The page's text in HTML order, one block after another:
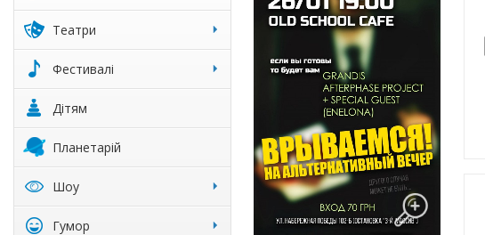
Театри
Фестивалі
Дітям
Планетарій
Шоу
Гумор